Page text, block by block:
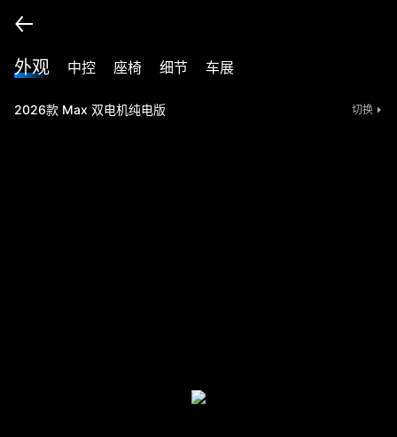
外观 中控 座椅 细节 车展
2026款 Max 双电机纯电版 切换